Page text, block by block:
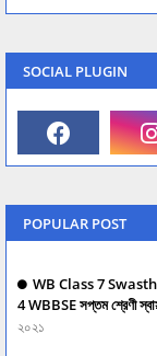
SOCIAL PLUGIN
POPULAR POST
WB Class 7
4 WBBSE সপ্তম শ্রেণী
২০২১